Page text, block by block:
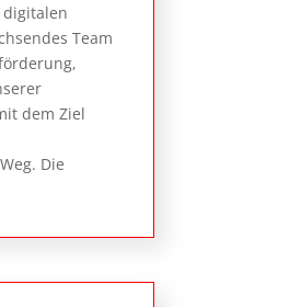
Team
dem Ziel
Die